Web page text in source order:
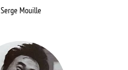
Serge Mouille